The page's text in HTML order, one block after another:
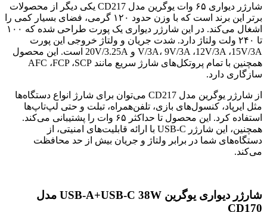
شارژر دیواری ۶۵ وات یوگرین مدل CD217 یکی دیگر از محصولات
برتر این برند است که با وزن حدود ۱۲۰ گرمی، فضای بسیار کمی را
اشغال می‌کند. در این شارژر دیواری یک پورت طراحی شده که ۱۰۰
تا ۲۴۰ ولت ولتاژ دارد. شدت جریان و ولتاژ خروجی این پورت
V/3A، 9V/3A ،12V/3A ،15V/3A و 20V/3.25A است. این محصول
همچنین با تمام پروتکل‌های شارژ سریع مانند AFC ،FCP ،SCP
سازگاری دارد.
از شارژر یوگرین مدل CD217 می‌توان برای شارژ انواع دستگاه‌ها
مثل ایرپاد، کنسول‌های بازی، تلفن‌همراه، تبلت و حتی لپ‌تاپ‌ها
استفاده کرد. این محصول تا حداکثر ۶۵ وات را پشتیبانی می‌کند.
همچنین، این شارژر USB-C با ارائه قابلیت‌های امنیتی، از
دستگاه‌های شما در برابر ولتاژ و جریان بیش از حد محافظت
می‌کند.
شارژر دیواری یوگرین
مدل
CD170